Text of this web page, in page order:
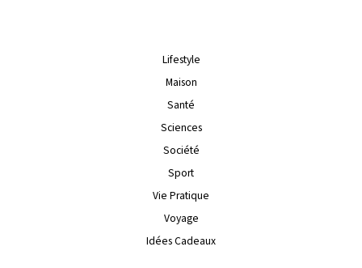
Lifestyle
Maison
Santé
Sciences
Société
Sport
Vie Pratique
Voyage
Idées Cadeaux